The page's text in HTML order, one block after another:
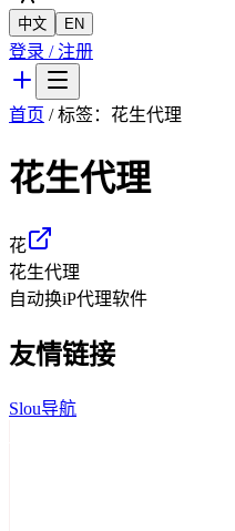
中文 EN
登录 / 注册
首页 / 标签： 花生代理
花生代理
花
花生代理
自动换iP代理软件
友情链接
Slou导航